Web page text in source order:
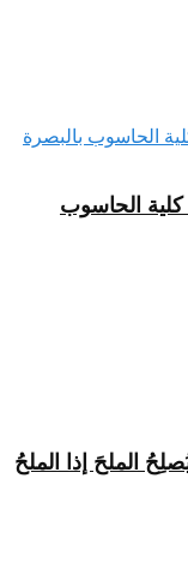
الحاسوب
الملحَ إذا الملحُ